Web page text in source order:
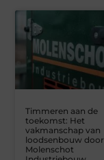
Timmeren aan de
toekomst: Het
vakmanschap van
loodsenbouw door
Molenschot